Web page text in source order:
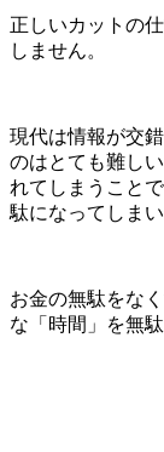
正しいカットの
しません。
現代は情報が交
のはとても難し
れてしまうこと
駄になってしまい
お金の無駄をな
な「時間」を無